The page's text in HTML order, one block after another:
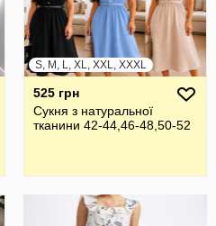
S, M, L, XL, XXL, XXXL
525 грн
Сукня з натуральної
тканини 42-44,46-48,50-52